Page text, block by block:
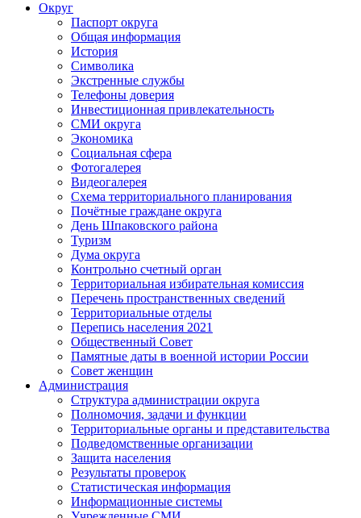
Округ
Паспорт округа
Общая информация
История
Символика
Экстренные службы
Телефоны доверия
Инвестиционная привлекательность
СМИ округа
Экономика
Социальная сфера
Фотогалерея
Видеогалерея
Схема территориального планирования
Почётные граждане округа
День Шпаковского района
Туризм
Дума округа
Контрольно счетный орган
Территориальная избирательная комиссия
Перечень пространственных сведений
Территориальные отделы
Перепись населения 2021
Общественный Совет
Памятные даты в военной истории России
Совет женщин
Администрация
Структура администрации округа
Полномочия, задачи и функции
Территориальные органы и представительства
Подведомственные организации
Защита населения
Результаты проверок
Статистическая информация
Информационные системы